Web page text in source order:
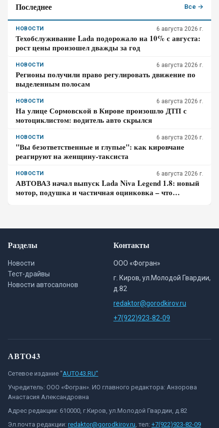
Последнее Все →
НОВОСТИ 6 августа 2026 г.
Техобслуживание Lada подорожало на 10% с августа:
рост цены произошел дважды за год
НОВОСТИ 6 августа 2026 г.
Регионы получили право регулировать движение по
выделенным полосам
НОВОСТИ 6 августа 2026 г.
На улице Сормовской в Кирове произошло ДТП с
мотоциклистом: водитель авто скрылся
НОВОСТИ 6 августа 2026 г.
"Вы безответственные и глупые": как кировчане
реагируют на женщину-таксиста
НОВОСТИ 6 августа 2026 г.
АВТОВАЗ начал выпуск Lada Niva Legend 1.8: новый
мотор, подушка и частичная оцинковка – что
Разделы
Новости
Тест-драйвы
Новости автосалонов
Контакты
ООО «Фогран»
г. Киров, ул.Молодой Гвардии,
д.82
redaktor@gorodkirov.ru
+7(922)923-82-09
АВТО43
Сетевое издание "AUTO43.RU"
Учредитель: ООО «Фогран». ИО главного редактора: Анзорова
Анастасия Александровна
Адрес редакции: 610000, г.Киров, ул.Молодой Гвардии, д.82
Эл.почта редакции: redaktor@gorodkirov.ru, тел: +7(922)923-82-09